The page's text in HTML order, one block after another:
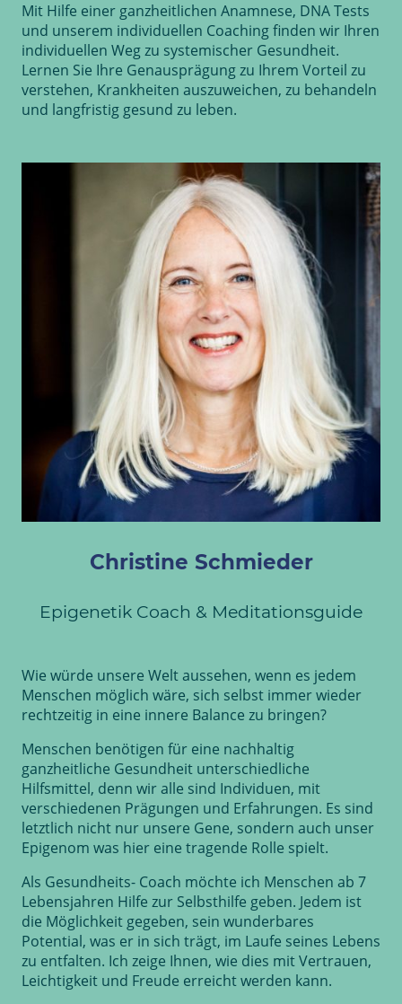
Mit Hilfe einer ganzheitlichen Anamnese, DNA Tests
und unserem individuellen Coaching finden wir Ihren
individuellen Weg zu systemischer Gesundheit.
Lernen Sie Ihre Genausprägung zu Ihrem Vorteil zu
verstehen, Krankheiten auszuweichen, zu behandeln
und langfristig gesund zu leben.
Christine Schmieder
Epigenetik Coach & Meditationsguide
Wie würde unsere Welt aussehen, wenn es jedem
Menschen möglich wäre, sich selbst immer wieder
rechtzeitig in eine innere Balance zu bringen?
Menschen benötigen für eine nachhaltig
ganzheitliche Gesundheit unterschiedliche
Hilfsmittel, denn wir alle sind Individuen, mit
verschiedenen Prägungen und Erfahrungen. Es sind
letztlich nicht nur unsere Gene, sondern auch unser
Epigenom was hier eine tragende Rolle spielt.
Als Gesundheits- Coach möchte ich Menschen ab 7
Lebensjahren Hilfe zur Selbsthilfe geben. Jedem ist
die Möglichkeit gegeben, sein wunderbares
Potential, was er in sich trägt, im Laufe seines Lebens
zu entfalten. Ich zeige Ihnen, wie dies mit Vertrauen,
Leichtigkeit und Freude erreicht werden kann.